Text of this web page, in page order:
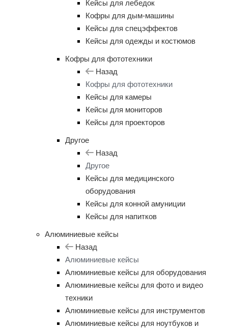
Кейсы для лебедок
Кофры для дым-машины
Кейсы для спецэффектов
Кейсы для одежды и костюмов
Кофры для фототехники
Назад
Кофры для фототехники
Кейсы для камеры
Кейсы для мониторов
Кейсы для проекторов
Другое
Назад
Другое
Кейсы для медицинского
оборудования
Кейсы для конной амуниции
Кейсы для напитков
Алюминиевые кейсы
Назад
Алюминиевые кейсы
Алюминиевые кейсы для оборудования
Алюминиевые кейсы для фото и видео
техники
Алюминиевые кейсы для инструментов
Алюминиевые кейсы для ноутбуков и